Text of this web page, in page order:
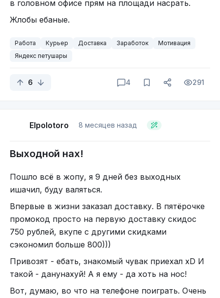
в головном офисе прям на площади насрать.
Жлобы ебаные.
Работа Курьер Доставка Заработок
Мотивация
Яндекс петушары
6 4 291
Elpolotoro 8 месяцев назад
Выходной нах!
Пошло всё в жопу, я 9 дней без выходных
ишачил, буду валяться.
Впервые в жизни заказал доставку. В пятёрочке
промокод просто на первую доставку скидос
750 рублей, вкупе с другими скидками
сэкономил больше 800)))
Привозят - ебать, знакомый чувак приехал xD И
такой - данунахуй! А я ему - да хоть на нос!
Вот, думаю, во что на телефоне поиграть. Очень